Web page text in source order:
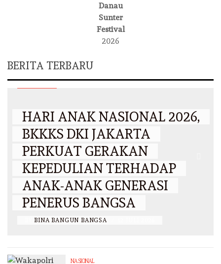
Danau
Sunter
Festival
2026
BERITA TERBARU
HARI ANAK NASIONAL 2026,
BKKKS DKI JAKARTA
PERKUAT GERAKAN
KEPEDULIAN TERHADAP
ANAK-ANAK GENERASI
PENERUS BANGSA
BINA BANGUN BANGSA
NASIONAL